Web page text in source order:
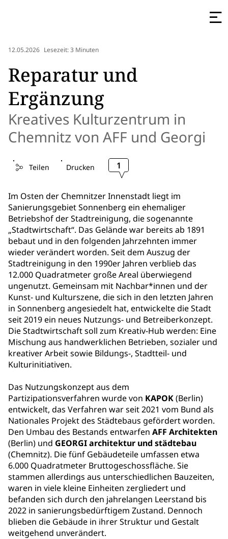
12.05.2026 Lesezeit: 3 Minuten
Reparatur und
Ergänzung
Kreatives Kulturzentrum in
Chemnitz von AFF und Georgi
Teilen Drucken 1
Im Osten der Chemnitzer Innenstadt liegt im
Sanierungsgebiet Sonnenberg ein ehemaliger
Betriebshof der Stadtreinigung, die sogenannte
„Stadtwirtschaft“. Das Gelände war bereits ab 1891
bebaut und in den folgenden Jahrzehnten immer
wieder verändert worden. Seit dem Auszug der
Stadtreinigung in den 1990er Jahren verblieb das
12.000 Quadratmeter große Areal überwiegend
ungenutzt. Gemeinsam mit Nachbar*innen und der
Kunst- und Kulturszene, die sich in den letzten Jahren
in Sonnenberg angesiedelt hat, entwickelte die Stadt
seit 2019 ein neues Nutzungs- und Betreiberkonzept.
Die Stadtwirtschaft soll zum Kreativ-Hub werden: Eine
Mischung aus handwerklichen Betrieben, sozialer und
kreativer Arbeit sowie Bildungs-, Stadtteil- und
Kulturinitiativen.
Das Nutzungskonzept aus dem
Partizipationsverfahren wurde von KAPOK(Berlin)
entwickelt, das Verfahren war seit 2021 vom Bund als
Nationales Projekt des Städtebaus gefördert worden.
Den Umbau des Bestands entwarfen AFF Architekten
(Berlin) und GEORGI architektur und städtebau
(Chemnitz). Die fünf Gebäudeteile umfassen etwa
6.000 Quadratmeter Bruttogeschossfläche. Sie
stammen allerdings aus unterschiedlichen Bauzeiten,
waren in viele kleine Einheiten zergliedert und
befanden sich durch den jahrelangen Leerstand bis
2022 in sanierungsbedürftigem Zustand. Dennoch
blieben die Gebäude in ihrer Struktur und Gestalt
weitgehend unverändert.